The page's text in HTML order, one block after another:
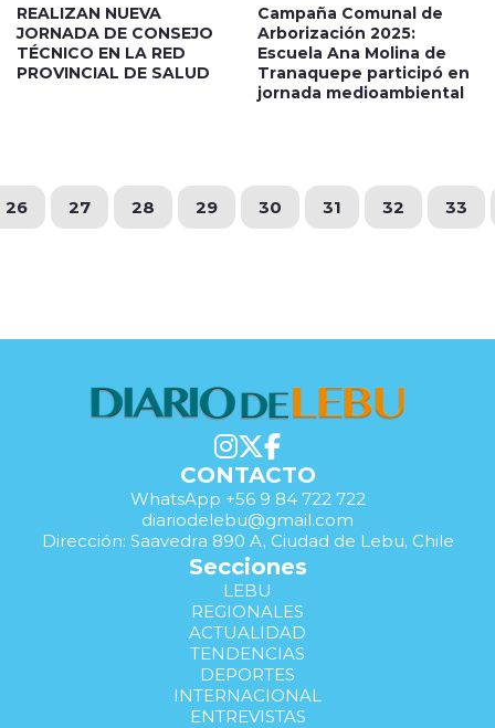
REALIZAN NUEVA
JORNADA DE CONSEJO
TÉCNICO EN LA RED
PROVINCIAL DE SALUD
Campaña Comunal de
Arborización 2025:
Escuela Ana Molina de
Tranaquepe participó en
jornada medioambiental
26 27 28 29 30 31 32 33
CONTACTO
WhatsApp +56 9 84 722 722
diariodelebu@gmail.com
Dirección: Saavedra 890 A, Ciudad de Lebu, Chile
Secciones
LEBU
REGIONALES
ACTUALIDAD
TENDENCIAS
DEPORTES
INTERNACIONAL
ENTREVISTAS